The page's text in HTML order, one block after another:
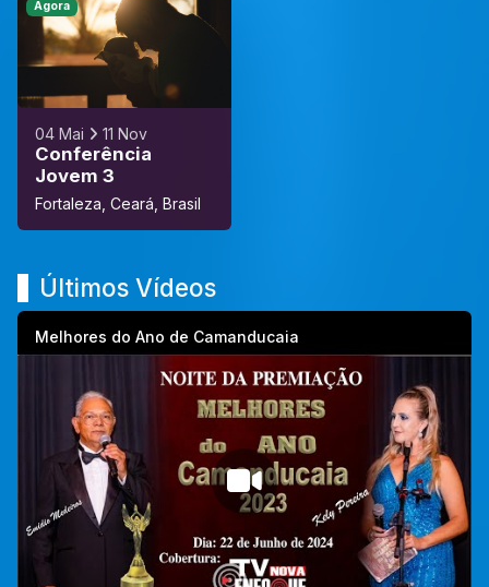
04 Mai 11 Nov
Conferência
Jovem 3
Fortaleza, Ceará, Brasil
Agora
Últimos Vídeos
Melhores do Ano de Camanducaia